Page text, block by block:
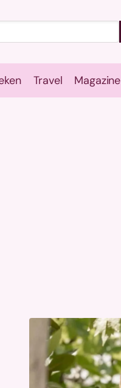
Travel Magazine